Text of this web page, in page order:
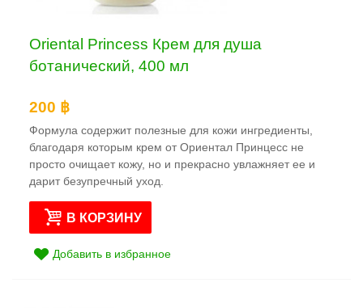
Oriental Princess Крем для душа
ботанический, 400 мл
200 ฿
Формула содержит полезные для кожи ингредиенты,
благодаря которым крем от Ориентал Принцесс не
просто очищает кожу, но и прекрасно увлажняет ее и
дарит безупречный уход.
В КОРЗИНУ
Добавить в избранное